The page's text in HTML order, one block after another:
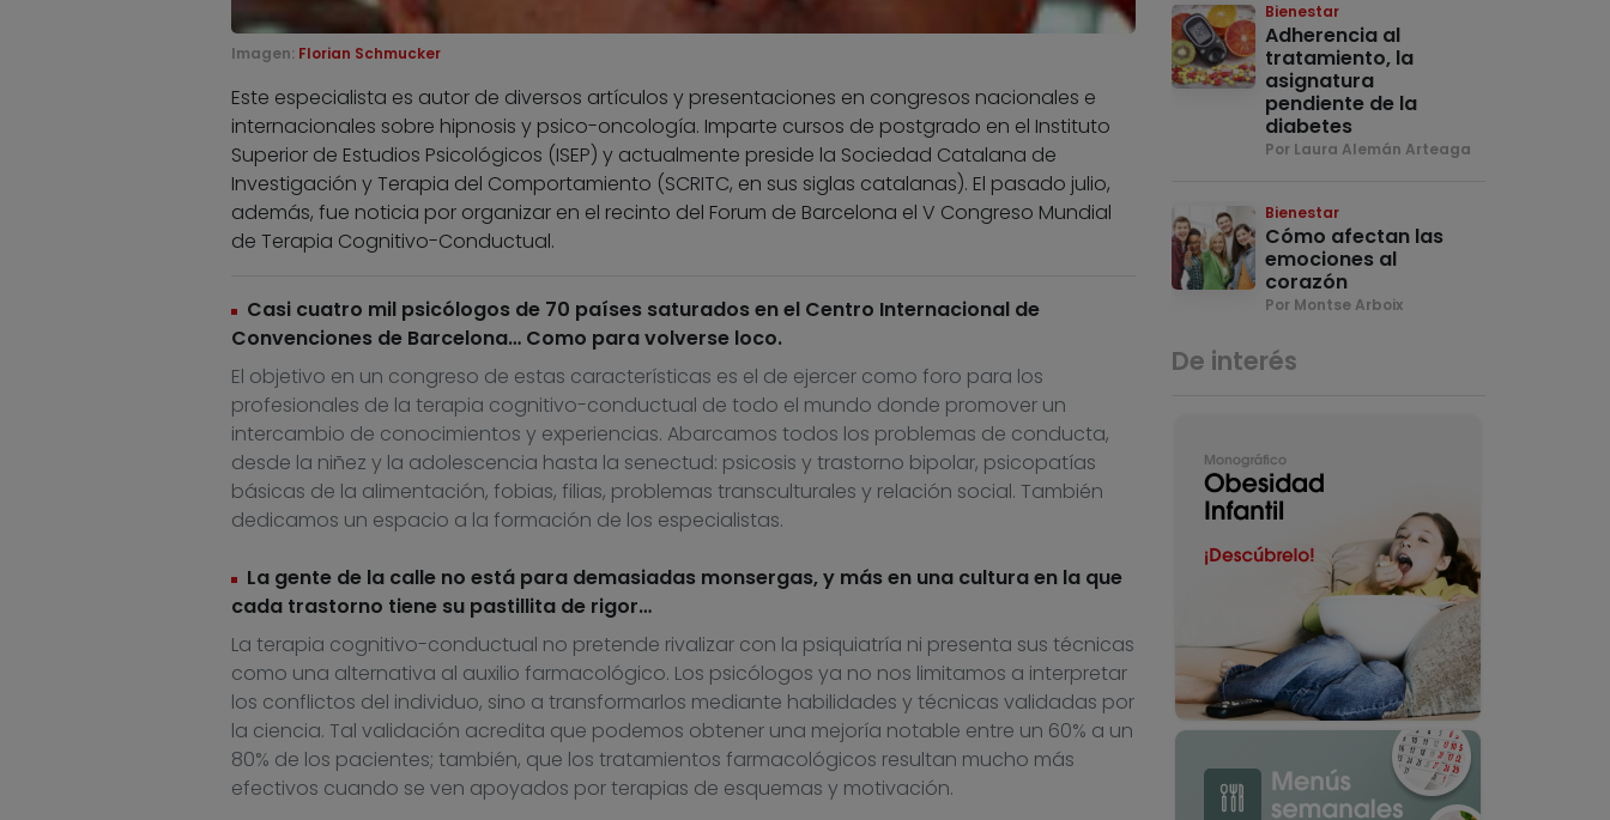
Imagen: Florian Schmucker
Este especialista es autor de diversos artículos y presentaciones en congresos nacionales e
internacionales sobre hipnosis y psico-oncología. Imparte cursos de postgrado en el Instituto
Superior de Estudios Psicológicos (ISEP) y actualmente preside la Sociedad Catalana de
Investigación y Terapia del Comportamiento (SCRITC, en sus siglas catalanas). El pasado julio,
además, fue noticia por organizar en el recinto del Forum de Barcelona el V Congreso Mundial
de Terapia Cognitivo-Conductual.
Casi cuatro mil psicólogos de 70 países saturados en el Centro Internacional de
Convenciones de Barcelona… Como para volverse loco.
El objetivo en un congreso de estas características es el de ejercer como foro para los
profesionales de la terapia cognitivo-conductual de todo el mundo donde promover un
intercambio de conocimientos y experiencias. Abarcamos todos los problemas de conducta,
desde la niñez y la adolescencia hasta la senectud: psicosis y trastorno bipolar, psicopatías
básicas de la alimentación, fobias, filias, problemas transculturales y relación social. También
dedicamos un espacio a la formación de los especialistas.
La gente de la calle no está para demasiadas monsergas, y más en una cultura en la que
cada trastorno tiene su pastillita de rigor…
La terapia cognitivo-conductual no pretende rivalizar con la psiquiatría ni presenta sus técnicas
como una alternativa al auxilio farmacológico. Los psicólogos ya no nos limitamos a interpretar
los conflictos del individuo, sino a transformarlos mediante habilidades y técnicas validadas por
la ciencia. Tal validación acredita que podemos obtener una mejoría notable entre un 60% a un
80% de los pacientes; también, que los tratamientos farmacológicos resultan mucho más
efectivos cuando se ven apoyados por terapias de esquemas y motivación.
Bienestar
Adherencia al
tratamiento, la
asignatura
pendiente de la
diabetes
Por Laura Alemán Arteaga
Bienestar
Cómo afectan las
emociones al
corazón
Por Montse Arboix
De interés